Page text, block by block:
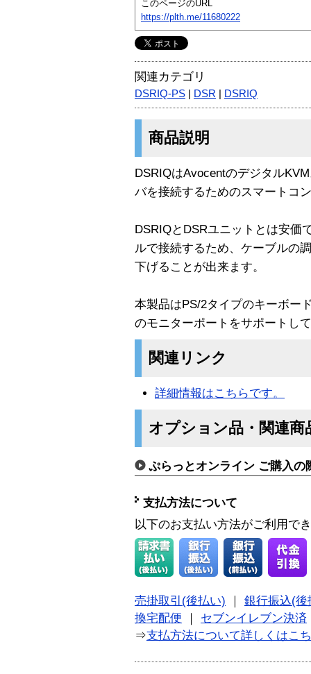
このページのURL
https://plth.me/11680222
関連カテゴリ
DSRIQ-PS DSR DSRIQ
商品説明
DSRIQはAvocentのデジタル
バを接続するためのスマートコ
DSRIQとDSRユニットとは安価
ルで接続するため、ケーブルの
下げることが出来ます。
本製品はPS/2タイプのキーボー
のモニターポートをサポートし
関連リンク
詳細情報はこちらです。
オプション品・関連商
ぷらっとオンライン ご購入の
支払方法について
以下のお支払い方法がご利用で
売掛取引(後払い)
銀行振込(後
換宅配便
セブンイレブン決済
⇒支払方法について詳しくはこ